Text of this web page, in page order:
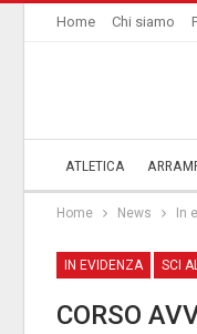
Home Chi siamo
ATLETICA
Home News In
IN EVIDENZA SCI
CORSO